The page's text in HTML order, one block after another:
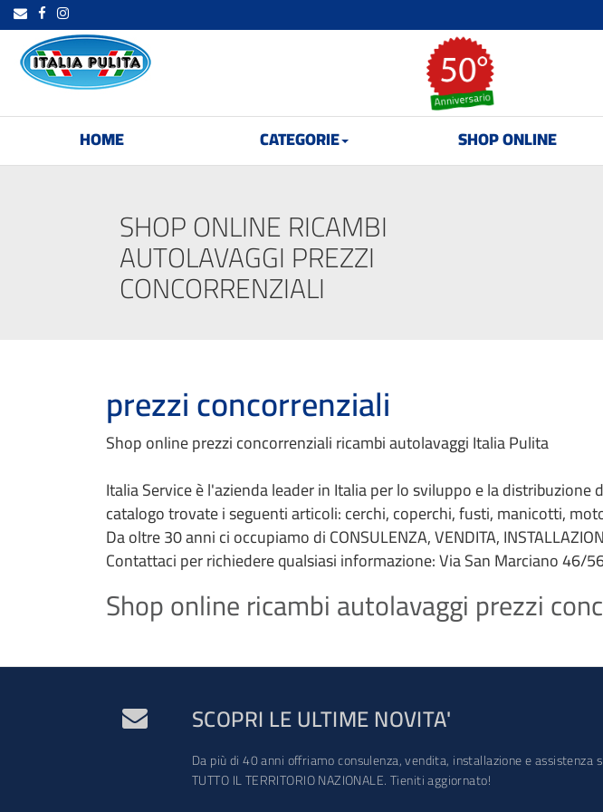
HOME CATEGORIE SHOP ONLINE
SHOP ONLINE RICAMBI
AUTOLAVAGGI PREZZI
CONCORRENZIALI
prezzi concorrenziali
Shop online prezzi concorrenziali ricambi autolavaggi Italia Pulita
Italia Service è l'azienda leader in Italia per lo sviluppo e la
catalogo trovate i seguenti articoli: cerchi, coperchi, fusti, manicotti,
Da oltre 30 anni ci occupiamo di CONSULENZA, VENDITA,
Contattaci per richiedere qualsiasi informazione: Via San Marciano
Shop online ricambi autolavaggi prezzi
SCOPRI LE ULTIME NOVITA'
Da più di 40 anni offriamo consulenza, vendita, installazione e assistenza
TUTTO IL TERRITORIO NAZIONALE. Tieniti aggiornato!